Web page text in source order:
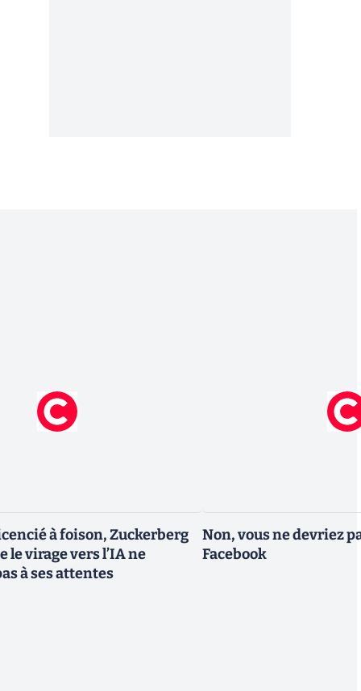
à foison, Zuckerberg
le virage vers l’IA ne
à ses attentes
Non, vous ne devriez
Facebook